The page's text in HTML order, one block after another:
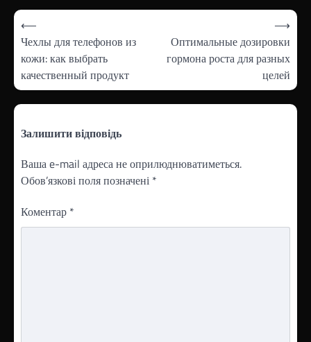
Навігація
записів
⟵
Чехлы для телефонов из
кожи: как выбрать
качественный продукт
Оптимальные дозировки
гормона роста для разных
целей
⟶
Залишити відповідь
Ваша e-mail адреса не оприлюднюватиметься.
Обов’язкові поля позначені *
Коментар *